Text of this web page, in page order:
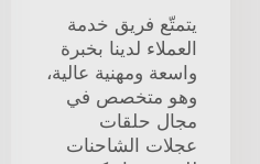
يتمتّع فريق خدمة
العملاء لدينا بخبرة
واسعة ومهنية عالية،
وهو متخصص في
مجال حلقات
عجلات الشاحنات